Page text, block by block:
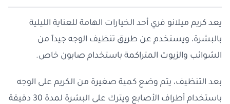
يعد كريم ميلانو فري أحد الخيارات الهامة للعناية الليلية
بالبشرة، ويستخدم عن طريق تنظيف الوجه جيداً من
الشوائب والزيوت المتراكمة باستخدام صابون خاص.
بعد التنظيف، يتم وضع كمية صغيرة من الكريم على الوجه
باستخدام أطراف الأصابع ويترك على البشرة لمدة 30 دقيقة